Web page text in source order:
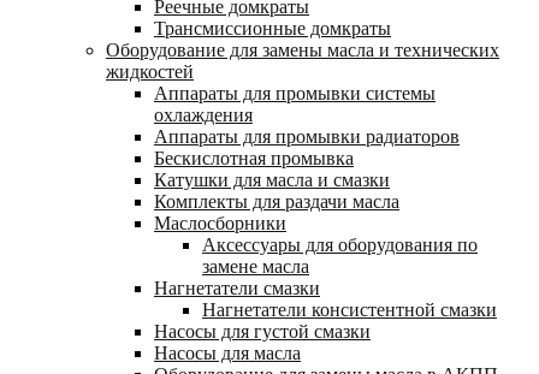
Реечные домкраты
Трансмиссионные домкраты
Оборудование для замены масла и технических
жидкостей
Аппараты для промывки системы
охлаждения
Аппараты для промывки радиаторов
Бескислотная промывка
Катушки для масла и смазки
Комплекты для раздачи масла
Маслосборники
Аксессуары для оборудования по
замене масла
Нагнетатели смазки
Нагнетатели консистентной смазки
Насосы для густой смазки
Насосы для масла